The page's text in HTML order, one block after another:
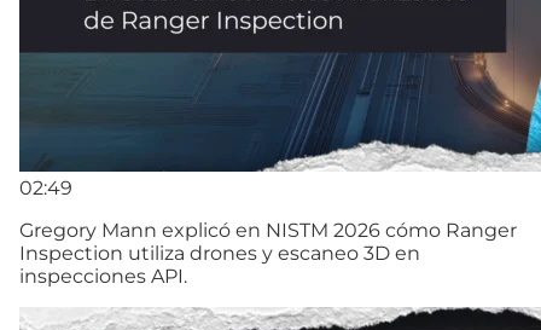
02:49
Gregory Mann explicó en NISTM 2026 cómo Ranger
Inspection utiliza drones y escaneo 3D en
inspecciones API.